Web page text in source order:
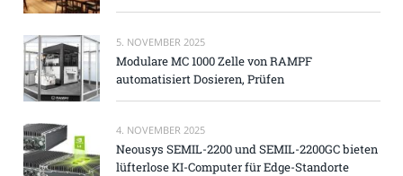
5. NOVEMBER 2025
Modulare MC 1000 Zelle von RAMPF
automatisiert Dosieren, Prüfen
4. NOVEMBER 2025
Neousys SEMIL-2200 und SEMIL-2200GC bieten
lüfterlose KI-Computer für Edge-Standorte